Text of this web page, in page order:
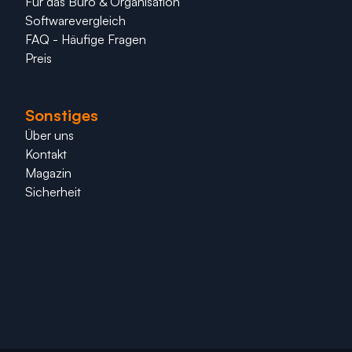
Softwarevergleich
FAQ - Häufige Fragen
Preis
Sonstiges
Über uns
Kontakt
Magazin
Sicherheit